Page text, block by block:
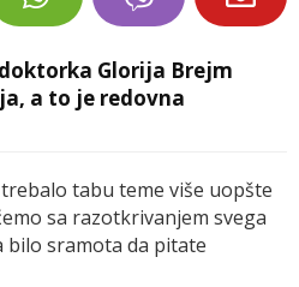
Glorija Brejm
a to je redovna
tabu teme više uopšte
sa razotkrivanjem svega
bilo sramota da pitate